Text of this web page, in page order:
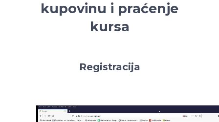
kupovinu i praćenje
kursa
Registracija